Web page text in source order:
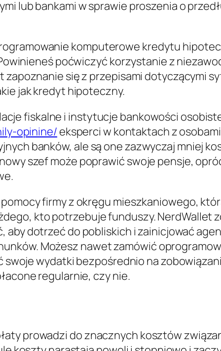
lub bankami w sprawie proszenia o
komputerowe kredytu
poćwiczyć korzystanie z
się z przepisami dotyczącymi
jak kredyt hipoteczny.
fiskalne i instytucje bankowości
opinine/ eksperci w kontaktach z
banków, ale są one zazwyczaj mniej
szef może poprawić swoje pensje,
firmy z okręgu mieszkaniowego,
kto potrzebuje funduszy. NerdWallet
aby dotrzeć do pobliskich i zainicjować
Możesz nawet zamówić
swoje wydatki bezpośrednio na
regularnie, czy nie.
prowadzi do znacznych kosztów